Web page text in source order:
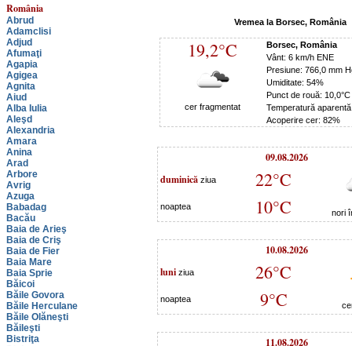
România
Abrud
Adamclisi
Adjud
Afumaţi
Agapia
Agigea
Agnita
Aiud
Alba Iulia
Aleşd
Alexandria
Amara
Anina
Arad
Arbore
Avrig
Azuga
Babadag
Bacău
Baia de Arieş
Baia de Criş
Baia de Fier
Baia Mare
Baia Sprie
Băicoi
Băile Govora
Băile Herculane
Băile Olăneşti
Băileşti
Bistriţa
Vremea la Borsec, România
19,2°C
cer fragmentat
Borsec, România
Vânt: 6 km/h ENE
Presiune: 766,0 mm
Umiditate: 54%
Punct de rouă: 10,0°C
Temperatură
Acoperire cer: 82%
09.08.2026
duminică ziua 22°C
nori
noaptea 10°C
10.08.2026
luni ziua 26°C
noaptea 9°C
11.08.2026